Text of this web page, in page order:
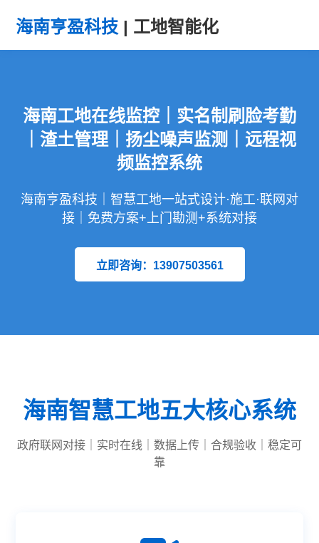
海南亨盈科技 | 工地智能化
海南工地在线监控｜实名制刷脸考勤
｜渣土管理｜扬尘噪声监测｜远程视
频监控系统
海南亨盈科技｜智慧工地一站式设计·施工·联网对
接｜免费方案+上门勘测+系统对接
立即咨询：13907503561
海南智慧工地五大核心系统
政府联网对接｜实时在线｜数据上传｜合规验收｜稳定可
靠